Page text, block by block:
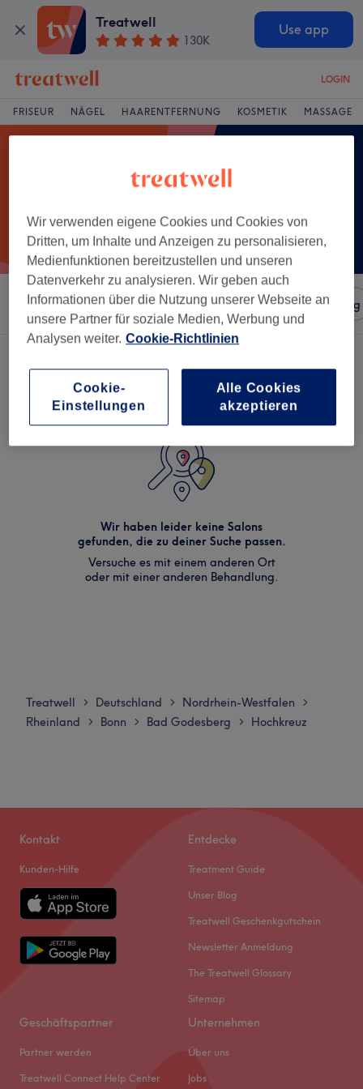
Treatwell
130K
Use app
LOGIN
FRISEUR NÄGEL HAARENTFERNUNG KOSMETIK MASSAGE
Sortieren nach Salons Expressangebote Bewertung
Wir haben leider keine Salons
gefunden, die zu deiner Suche passen.
Versuche es mit einem anderen Ort
oder mit einer anderen Behandlung.
Treatwell > Deutschland > Nordrhein-Westfalen >
Rheinland > Bonn > Bad Godesberg > Hochkreuz
Kontakt
Kunden-Hilfe
Entdecke
Treatment Guide
Unser Blog
Treatwell Geschenkgutschein
Newsletter Anmeldung
The Treatwell Glossary
Sitemap
Geschäftspartner
Partner werden
Treatwell Connect Help Center
Unternehmen
Über uns
Jobs
Wir verwenden eigene Cookies und Cookies von
Dritten, um Inhalte und Anzeigen zu personalisieren,
Medienfunktionen bereitzustellen und unseren
Datenverkehr zu analysieren. Wir geben auch
Informationen über die Nutzung unserer Webseite an
unsere Partner für soziale Medien, Werbung und
Analysen weiter. Cookie-Richtlinien
Cookie-
Einstellungen
Alle Cookies
akzeptieren